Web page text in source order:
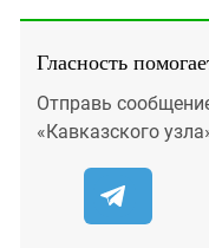
Гласность
Отправь
«Кавказского